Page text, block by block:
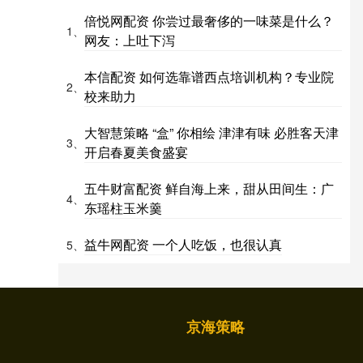
1、
倍悦网配资 你尝过最奢侈的一味菜是什么？
网友：上吐下泻
2、
本信配资 如何选靠谱西点培训机构？专业院
校来助力
3、
大智慧策略 “盒” 你相绘 津津有味 必胜客天津
开启春夏美食盛宴
4、
五牛财富配资 鲜自海上来，甜从田间生：广
东瑶柱玉米羹
5、 益牛网配资 一个人吃饭，也很认真
京海策略